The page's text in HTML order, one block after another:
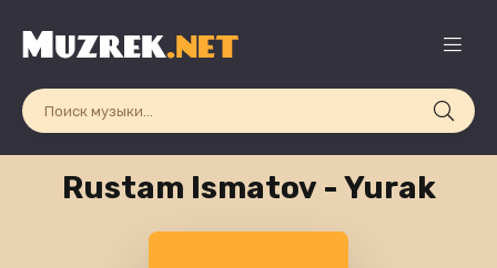
Rustam Ismatov - Yurak